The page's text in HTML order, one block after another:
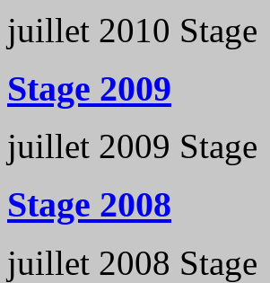
juillet 2010 Stage
Stage 2009
juillet 2009 Stage
Stage 2008
juillet 2008 Stage